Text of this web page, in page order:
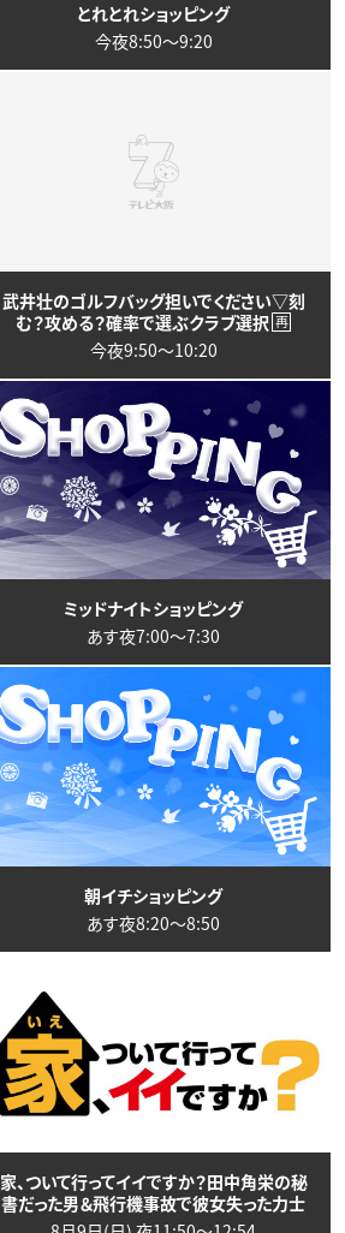
とれとれショッピング
今夜8:50〜9:20
武井壮のゴルフバッグ担いでください▽刻
む？攻める？確率で選ぶクラブ選択 再
今夜9:50〜10:20
ミッドナイトショッピング
あす夜7:00〜7:30
朝イチショッピング
あす夜8:20〜8:50
家、ついて行ってイイですか？田中角栄の秘
書だった男＆飛行機事故で彼女失った力士